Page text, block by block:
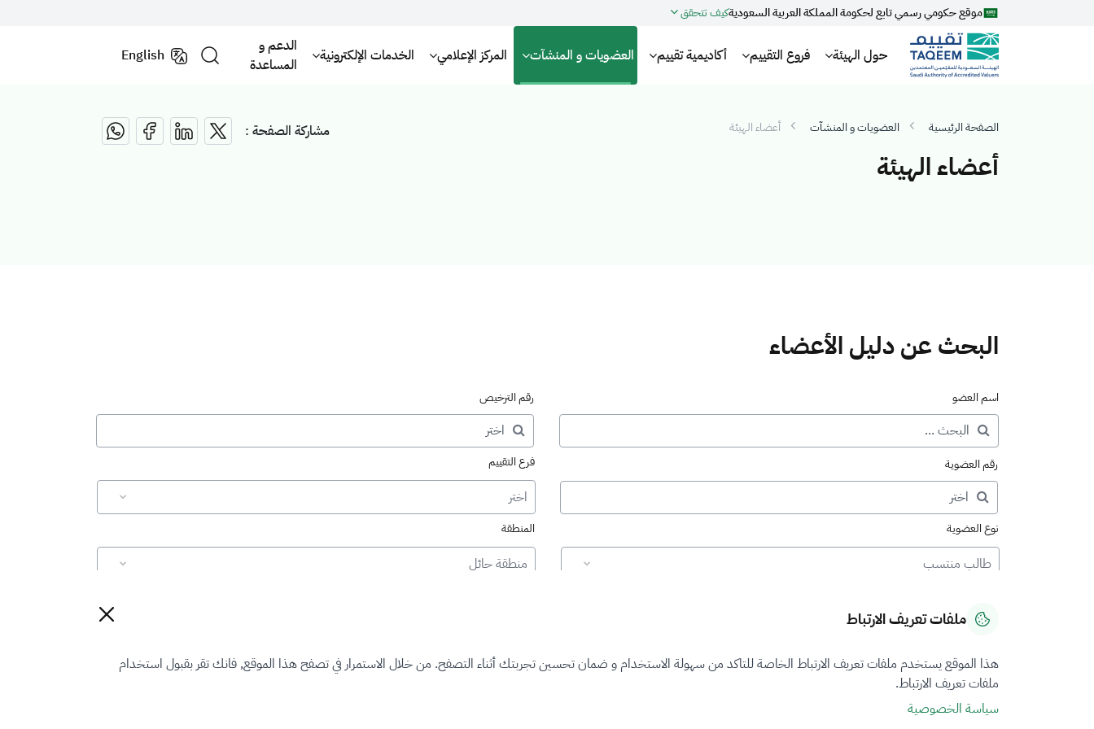
موقع حكومي رسمي تابع لحكومة المملكة العربية السعوديةكيف تتحقق
حول الهيئة فروع التقييم أكاديمية تقييم العضويات و المنشآت المركز الإعلامي الخدمات الإلكترونية
الدعم و
المساعدة
English
الصفحة الرئيسية العضويات و المنشآت أعضاء الهيئة مشاركة الصفحة :
أعضاء الهيئة
البحث عن دليل الأعضاء
اسم العضو رقم الترخيص
رقم العضوية فرع التقييم
اختر
نوع العضوية
طالب منتسب
المنطقة
منطقة حائل
إعادة تعيين ملفات تعريف الارتباط
هذا الموقع يستخدم ملفات تعريف الارتباط الخاصة للتاكد من سهولة الاستخدام و ضمان تحسين تجربتك أثناء التصفح. من خلال الاستمرار في تصفح هذا الموقع, فانك تقر بقبول استخدام
ملفات تعريف الارتباط.
سياسة الخصوصية